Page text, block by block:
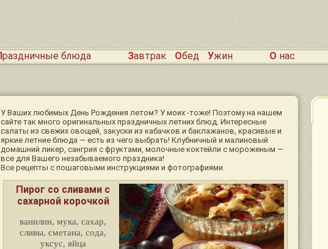
Завтрак Обед Ужин О нас
Праздничные блюда
У Ваших любимых День Рождения летом? У моих -тоже! Поэтому на нашем
сайте так много оригинальных праздничных летних блюд. Интересные
салаты из свежих овощей, закуски из кабачков и баклажанов, красивые и
яркие летние блюда — есть из чего выбрать! Клубничный и малиновый
домашний ликер, сангрия с фруктами, молочные коктейли с мороженым —
все для Вашего незабываемого праздника!
Все рецепты с пошаговыми инструкциями и фотографиями.
Пирог со сливами с
сахарной корочкой
ванилин, мука, сахар,
сливы, сметана, сода,
уксус, яйца